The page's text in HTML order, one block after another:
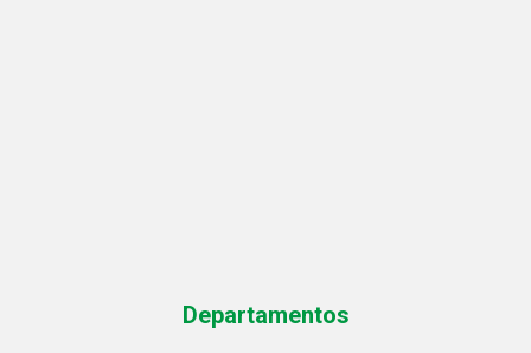
Departamentos